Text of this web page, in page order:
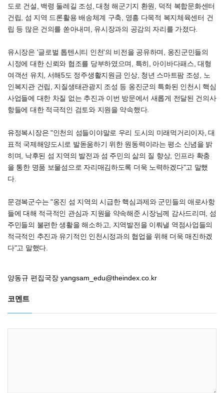
도로 건설, 백령 둘레길 조성, 대청 해군기지 환원, 덕적 복합문화센터
건립, 섬 지역 드론활용 배송체계 구축, 영흥 다목적 복지체육센터 건
립 등 많은 건의를 쏟아내며, 유시장과의 공감의 자리를 가졌다.
유시장은 '글로벌 톱텐시티 인천'의 비전을 공유하며, 옹진군민들의
시정에 대한 신뢰와 협조를 당부하였으며, 특히, 아이바다패스, 대형
여객선 유치, 서해5도 정주생활지원금 인상, 청년 스마트팜 조성, 노
인복지관 건립, 지질생태관광지 조성 등 옹진군의 특화된 인천시 핵심
사업들에 대한 차질 없는 추진과 이번 방문에서 새롭게 전달된 건의사
항들에 대한 적극적인 검토와 지원을 약속했다.
유정복시장은 "인천의 섬들이야말로 우리 도시의 미래먹거리이자, 대
표적 국제해양도시로 발돋움하기 위한 원동력이라는 평소 신념을 밝
히며, 낙후된 섬 지역의 발전과 섬 주민의 삶의 질 향상, 인프라 확충
을 통한 명품 보물섬으로 자리매김하도록 더욱 노력하겠다"고 말했
다.
문경복군수는 "옹진 섬 지역의 시급한 핵심과제와 군민들의 애로사항
들에 대해 적극적인 관심과 지원을 약속해준 시장님께 감사드리며, 섬
주민들의 불편한 생활을 해소하고, 지역발전을 이뤄낼 역점사업들의
적극적인 추진과 유기적인 인천시정과의 협업을 위해 더욱 매진하겠
다"고 말했다.
양동규 편집국장 yangsam_edu@theindex.co.kr
코멘트